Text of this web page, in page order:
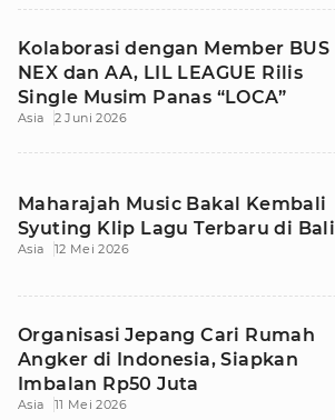
Kolaborasi dengan Member BUS
NEX dan AA, LIL LEAGUE Rilis
Single Musim Panas “LOCA”
Asia 2 Juni 2026
Maharajah Music Bakal Kembali
Syuting Klip Lagu Terbaru di Bali
Asia 12 Mei 2026
Organisasi Jepang Cari Rumah
Angker di Indonesia, Siapkan
Imbalan Rp50 Juta
Asia 11 Mei 2026